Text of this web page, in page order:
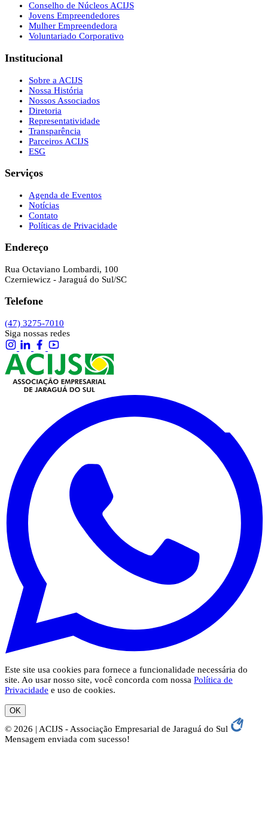
Conselho de Núcleos ACIJS
Jovens Empreendedores
Mulher Empreendedora
Voluntariado Corporativo
Institucional
Sobre a ACIJS
Nossa História
Nossos Associados
Diretoria
Representatividade
Transparência
Parceiros ACIJS
ESG
Serviços
Agenda de Eventos
Notícias
Contato
Políticas de Privacidade
Endereço
Rua Octaviano Lombardi, 100
Czerniewicz - Jaraguá do Sul/SC
Telefone
(47) 3275-7010
Siga nossas redes
Este site usa cookies para fornece a funcionalidade necessária do
site. Ao usar nosso site, você concorda com nossa Política de
Privacidade e uso de cookies.
OK
© 2026 | ACIJS - Associação Empresarial de Jaraguá do Sul
Mensagem enviada com sucesso!